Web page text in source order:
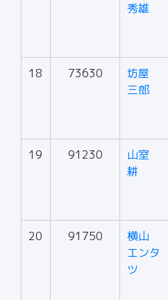
秀雄
18 73630
坊屋
三郎
19 91230
山室
耕
20 91750
横山
エンタ
ツ